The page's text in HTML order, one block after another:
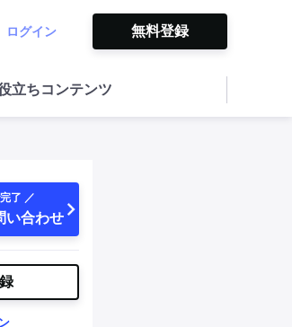
ログイン 無料登録
立ちコンテンツ
了 ／
い合わせ